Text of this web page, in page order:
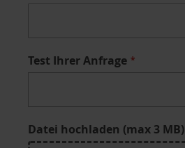
Test Ihrer Anfrage
Datei hochladen (max 3 MB)